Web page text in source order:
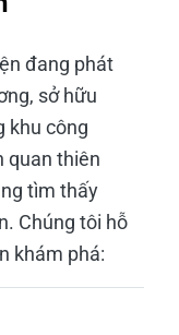
đang phát
sở hữu
khu công
quan thiên
tìm thấy
Chúng tôi hỗ
khám phá: